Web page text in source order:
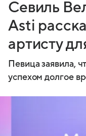
Севиль
Asti
артисту
Певица заявила,
успехом долгое